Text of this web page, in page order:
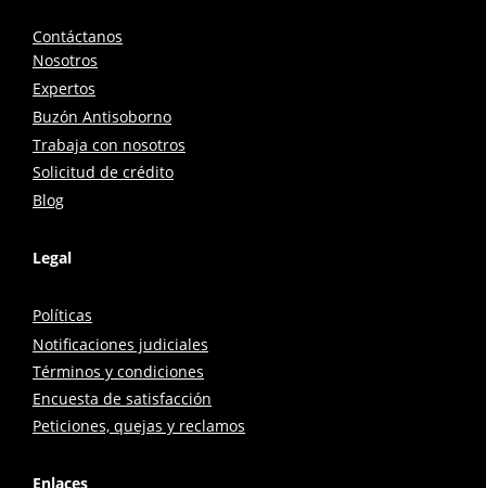
Contáctanos
Nosotros
Expertos
Buzón Antisoborno
Trabaja con nosotros
Solicitud de crédito
Blog
Legal
Políticas
Notificaciones judiciales
Términos y condiciones
Encuesta de satisfacción
Peticiones, quejas y reclamos
Enlaces